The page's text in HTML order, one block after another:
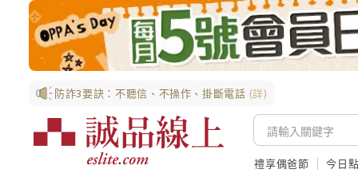
防詐3要訣：不聽信、不操作、掛斷電話 (詳)
禮享偶爸節 今日